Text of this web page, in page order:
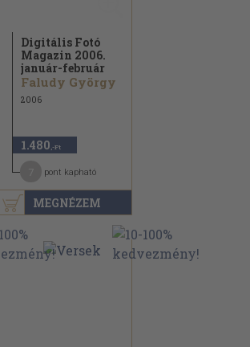
MEGNÉZEM
Digitális Fotó
Magazin 2006.
január-február
Faludy György
2006
1.480 ,-Ft
pont kapható